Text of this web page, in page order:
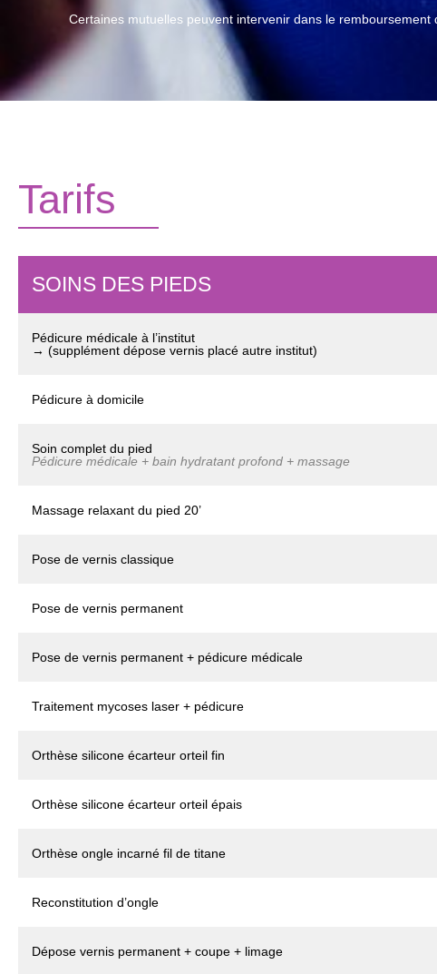
Certaines mutuelles peuvent intervenir dans le
Tarifs
SOINS DES PIEDS
Pédicure médicale à l’institut
→ (supplément dépose vernis placé autre institut)
Pédicure à domicile
Soin complet du pied
Pédicure médicale + bain hydratant profond + massage
Massage relaxant du pied 20’
Pose de vernis classique
Pose de vernis permanent
Pose de vernis permanent + pédicure médicale
Traitement mycoses laser + pédicure
Orthèse silicone écarteur orteil fin
Orthèse silicone écarteur orteil épais
Orthèse ongle incarné fil de titane
Reconstitution d’ongle
Dépose vernis permanent + coupe + limage